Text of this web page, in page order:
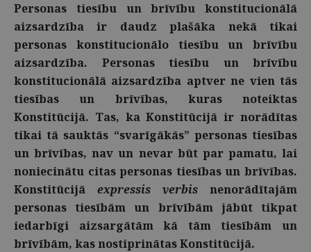
Personas tiesību un brīvību konstitucionālā
aizsardzība ir daudz plašāka nekā tikai
personas konstitucionālo tiesību un brīvību
aizsardzība. Personas tiesību un brīvību
konstitucionālā aizsardzība aptver ne vien tās
tiesības un brīvības, kuras noteiktas
Konstitūcijā. Tas, ka Konstitūcijā ir norādītas
tikai tā sauktās “svarīgākās” personas tiesības
un brīvības, nav un nevar būt par pamatu, lai
noniecinātu citas personas tiesības un brīvības.
Konstitūcijā expressis verbis nenorādītajām
personas tiesībām un brīvībām jābūt tikpat
iedarbīgi aizsargātām kā tām tiesībām un
brīvībām, kas nostiprinātas Konstitūcijā.